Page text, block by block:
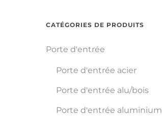
CATÉGORIES DE PRODUITS
Porte d'entrée
Porte d'entrée acier
Porte d'entrée alu/bois
Porte d'entrée aluminium